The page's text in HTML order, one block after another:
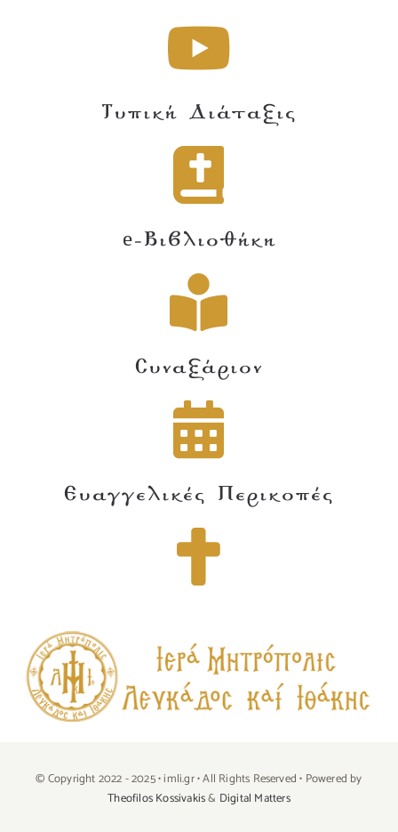
Τυπική Διάταξις
e-Βιβλιοθήκη
Συναξάριον
Ευαγγελικές Περικοπές
© Copyright 2022 - 2025 • imli.gr • All Rights Reserved • Powered by
Theofilos Kossivakis& Digital Matters